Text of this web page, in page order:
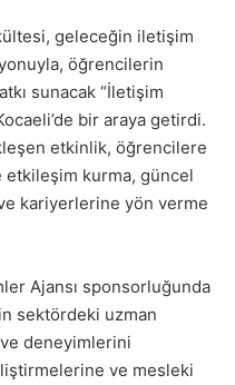
geleceğin iletişim
öğrencilerin
sunacak “İletişim
bir araya getirdi.
etkinlik, öğrencilere
kurma, güncel
kariyerlerine yön verme
Ajansı sponsorluğunda
sektördeki uzman
deneyimlerini
ve mesleki